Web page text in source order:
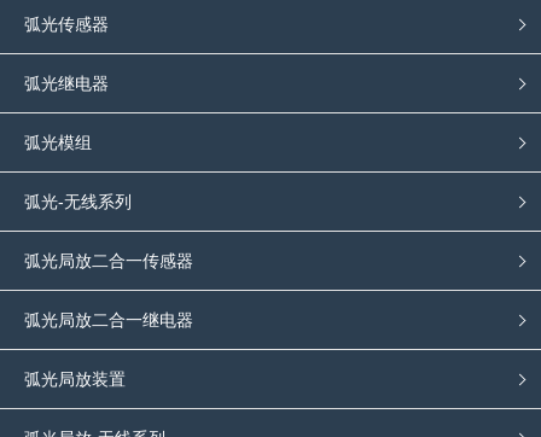
弧光传感器
弧光继电器
弧光模组
弧光-无线系列
弧光局放二合一传感器
弧光局放二合一继电器
弧光局放装置